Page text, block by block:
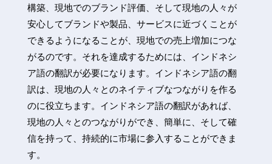
構築、現地でのブランド評価、そして現地の人々が
安心してブランドや製品、サービスに近づくことが
できるようになることが、現地での売上増加につな
がるのです。それを達成するためには、インドネシ
ア語の翻訳が必要になります。インドネシア語の翻
訳は、現地の人々とのネイティブなつながりを作る
のに役立ちます。インドネシア語の翻訳があれば、
現地の人々とのつながりができ、簡単に、そして確
信を持って、持続的に市場に参入することができま
す。